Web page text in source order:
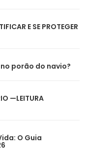
E SE PROTEGER
porão do navio?
—LEITURA
O Guia